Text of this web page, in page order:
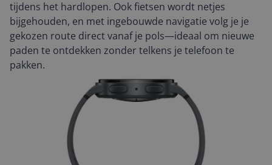
tijdens het hardlopen. Ook fietsen wordt netjes
bijgehouden, en met ingebouwde navigatie volg je je
gekozen route direct vanaf je pols—ideaal om nieuwe
paden te ontdekken zonder telkens je telefoon te
pakken.